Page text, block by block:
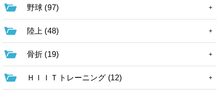
野球 (97)
陸上 (48)
骨折 (19)
ＨＩＩＴトレーニング (12)